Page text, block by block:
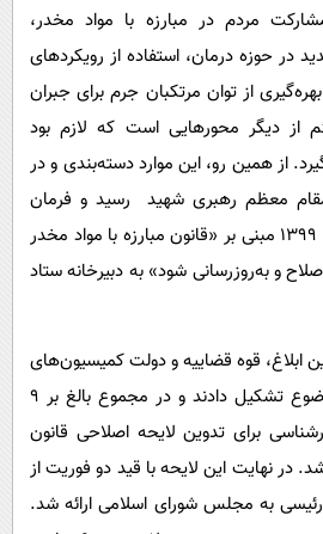
مردم در مبارزه با مواد مخدر،
در حوزه درمان، استفاده از رویکردهای
از توان مرتکبان جرم برای جبران
از دیگر محورهایی است که لازم بود
از همین رو،‌ این موارد دسته‌بندی و در
مقام معظم رهبری شهید رسید و فرمان
ایشان در تاریخ ۳۰ شهریور ۱۳۹۹ مبنی بر «قانون مبارزه با مواد مخدر
و به‌روزرسانی شود» به دبیرخانه ستاد
ابلاغ، قوه قضاییه و دولت کمیسیون‌های
متعددی را برای بررسی موضوع تشکیل دادند و در مجموع بالغ بر ۹
کارشناسی برای تدوین لایحه اصلاحی قانون
در نهایت این لایحه با قید دو فوریت از
به مجلس شورای اسلامی ارائه شد.